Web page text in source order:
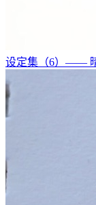
设定集（6）——